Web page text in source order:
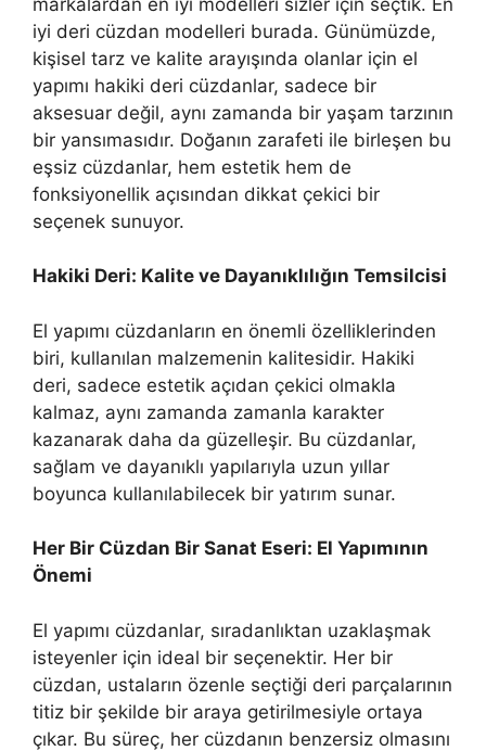
iyi deri cüzdan modelleri burada. Günümüzde,
kişisel tarz ve kalite arayışında olanlar için el
yapımı hakiki deri cüzdanlar, sadece bir
aksesuar değil, aynı zamanda bir yaşam tarzının
bir yansımasıdır. Doğanın zarafeti ile birleşen bu
eşsiz cüzdanlar, hem estetik hem de
fonksiyonellik açısından dikkat çekici bir
seçenek sunuyor.
Hakiki Deri: Kalite ve Dayanıklılığın Temsilcisi
El yapımı cüzdanların en önemli özelliklerinden
biri, kullanılan malzemenin kalitesidir. Hakiki
deri, sadece estetik açıdan çekici olmakla
kalmaz, aynı zamanda zamanla karakter
kazanarak daha da güzelleşir. Bu cüzdanlar,
sağlam ve dayanıklı yapılarıyla uzun yıllar
boyunca kullanılabilecek bir yatırım sunar.
Her Bir Cüzdan Bir Sanat Eseri: El Yapımının
Önemi
El yapımı cüzdanlar, sıradanlıktan uzaklaşmak
isteyenler için ideal bir seçenektir. Her bir
cüzdan, ustaların özenle seçtiği deri parçalarının
titiz bir şekilde bir araya getirilmesiyle ortaya
çıkar. Bu süreç, her cüzdanın benzersiz olmasını